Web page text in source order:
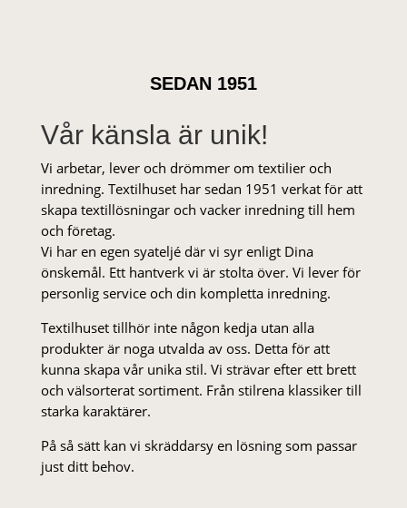
SEDAN 1951
Vår känsla är unik!
Vi arbetar, lever och drömmer om textilier och
inredning. Textilhuset har sedan 1951 verkat för att
skapa textillösningar och vacker inredning till hem
och företag.
Vi har en egen syateljé där vi syr enligt Dina
önskemål. Ett hantverk vi är stolta över. Vi lever för
personlig service och din kompletta inredning.
Textilhuset tillhör inte någon kedja utan alla
produkter är noga utvalda av oss. Detta för att
kunna skapa vår unika stil. Vi strä­var efter ett brett
och välsorterat sor­ti­ment. Från stil­rena klas­siker till
starka karaktärer.
På så sätt kan vi skräddarsy en lösning som passar
just ditt behov.